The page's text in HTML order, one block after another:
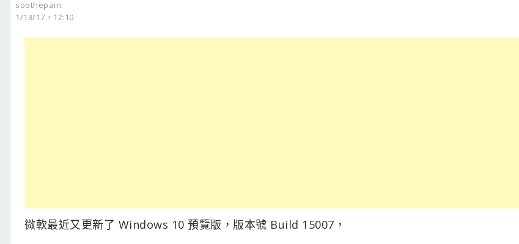
soothepain
1/13/17，12:10
微軟最近又更新了 Windows 10 預覽版，版本號 Build 15007，